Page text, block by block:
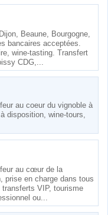
Beaune, Bourgogne,
bancaires acceptées.
wine-tasting. Transfert
CDG,...
au coeur du vignoble à
disposition, wine-tours,
au cœur de la
prise en charge dans tous
VIP, tourisme
ou...